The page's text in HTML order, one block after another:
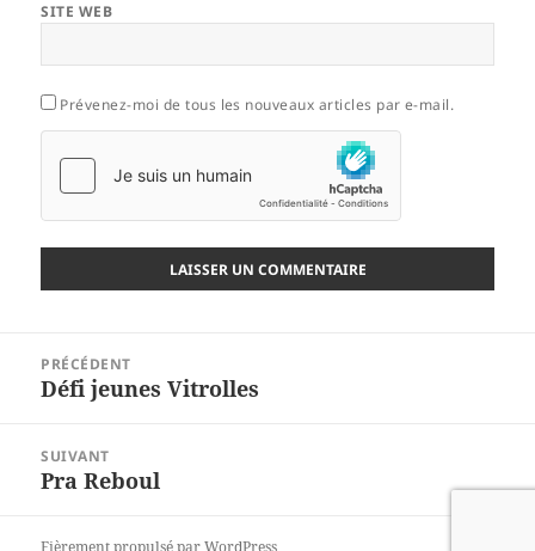
SITE WEB
Prévenez-moi de tous les nouveaux articles par e-mail.
l’article
PRÉCÉDENT
Article
Défi jeunes Vitrolles
SUIVANT
Article
Pra Reboul
Fièrement propulsé par WordPress